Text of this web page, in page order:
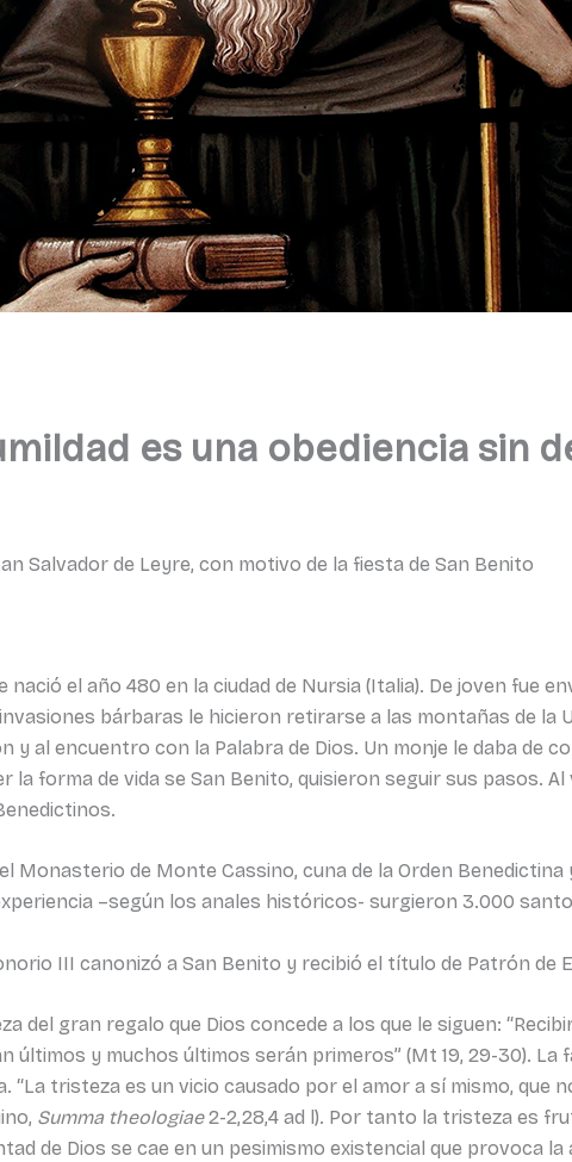
es una obediencia sin
Salvador de Leyre, con motivo de la fiesta de San Benito
el año 480 en la ciudad de Nursia (Italia). De joven fue
bárbaras le hicieron retirarse a las montañas de la
y al encuentro con la Palabra de Dios. Un monje le daba de
la forma de vida se San Benito, quisieron seguir sus pasos.
Monasterio de Monte Cassino, cuna de la Orden
–según los anales históricos- surgieron 3.000
III canonizó a San Benito y recibió el título de Patrón de
del gran regalo que Dios concede a los que le siguen:
últimos y muchos últimos serán primeros” (Mt 19, 29-30). La
tristeza es un vicio causado por el amor a sí mismo, que
Summa theologiae2-2,28,4 ad l). Por tanto la tristeza es
de Dios se cae en un pesimismo existencial que provoca